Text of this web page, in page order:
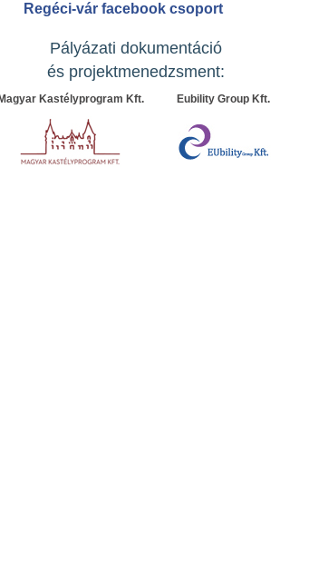
Regéci-vár facebook csoport
Pályázati dokumentáció
és projektmenedzsment:
Magyar Kastélyprogram Kft. Eubility Group Kft.